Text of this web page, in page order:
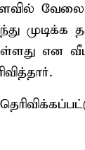
வேலை
முடிக்க
என